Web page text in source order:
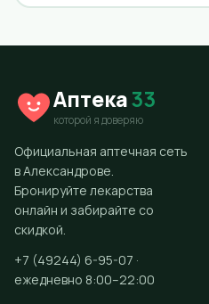
Аптека33
которой я доверяю
Официальная аптечная сеть
в Александрове.
Бронируйте лекарства
онлайн и забирайте со
скидкой.
+7 (49244) 6-95-07 ·
ежедневно 8:00–22:00